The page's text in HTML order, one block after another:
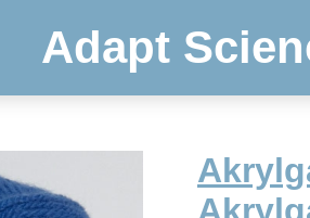
Adapt